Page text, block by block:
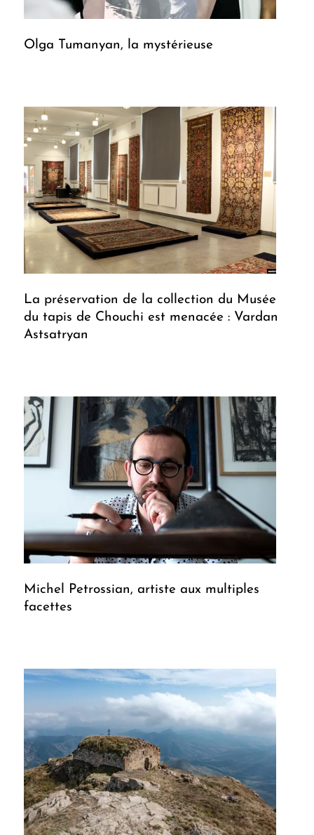
Olga Tumanyan, la mystérieuse
La préservation de la collection du Musée
du tapis de Chouchi est menacée : Vardan
Astsatryan
Michel Petrossian, artiste aux multiples
facettes